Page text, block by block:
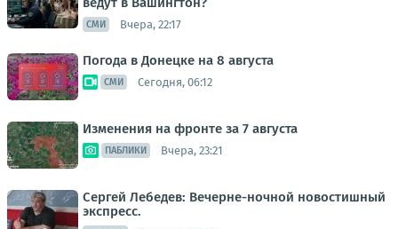
СМИ Вчера, 22:17
Погода в Донецке на 8 августа
СМИ Сегодня, 06:12
Изменения на фронте за 7 августа
ПАБЛИКИ Вчера, 23:21
Сергей Лебедев: Вечерне-ночной новостишный
экспресс.